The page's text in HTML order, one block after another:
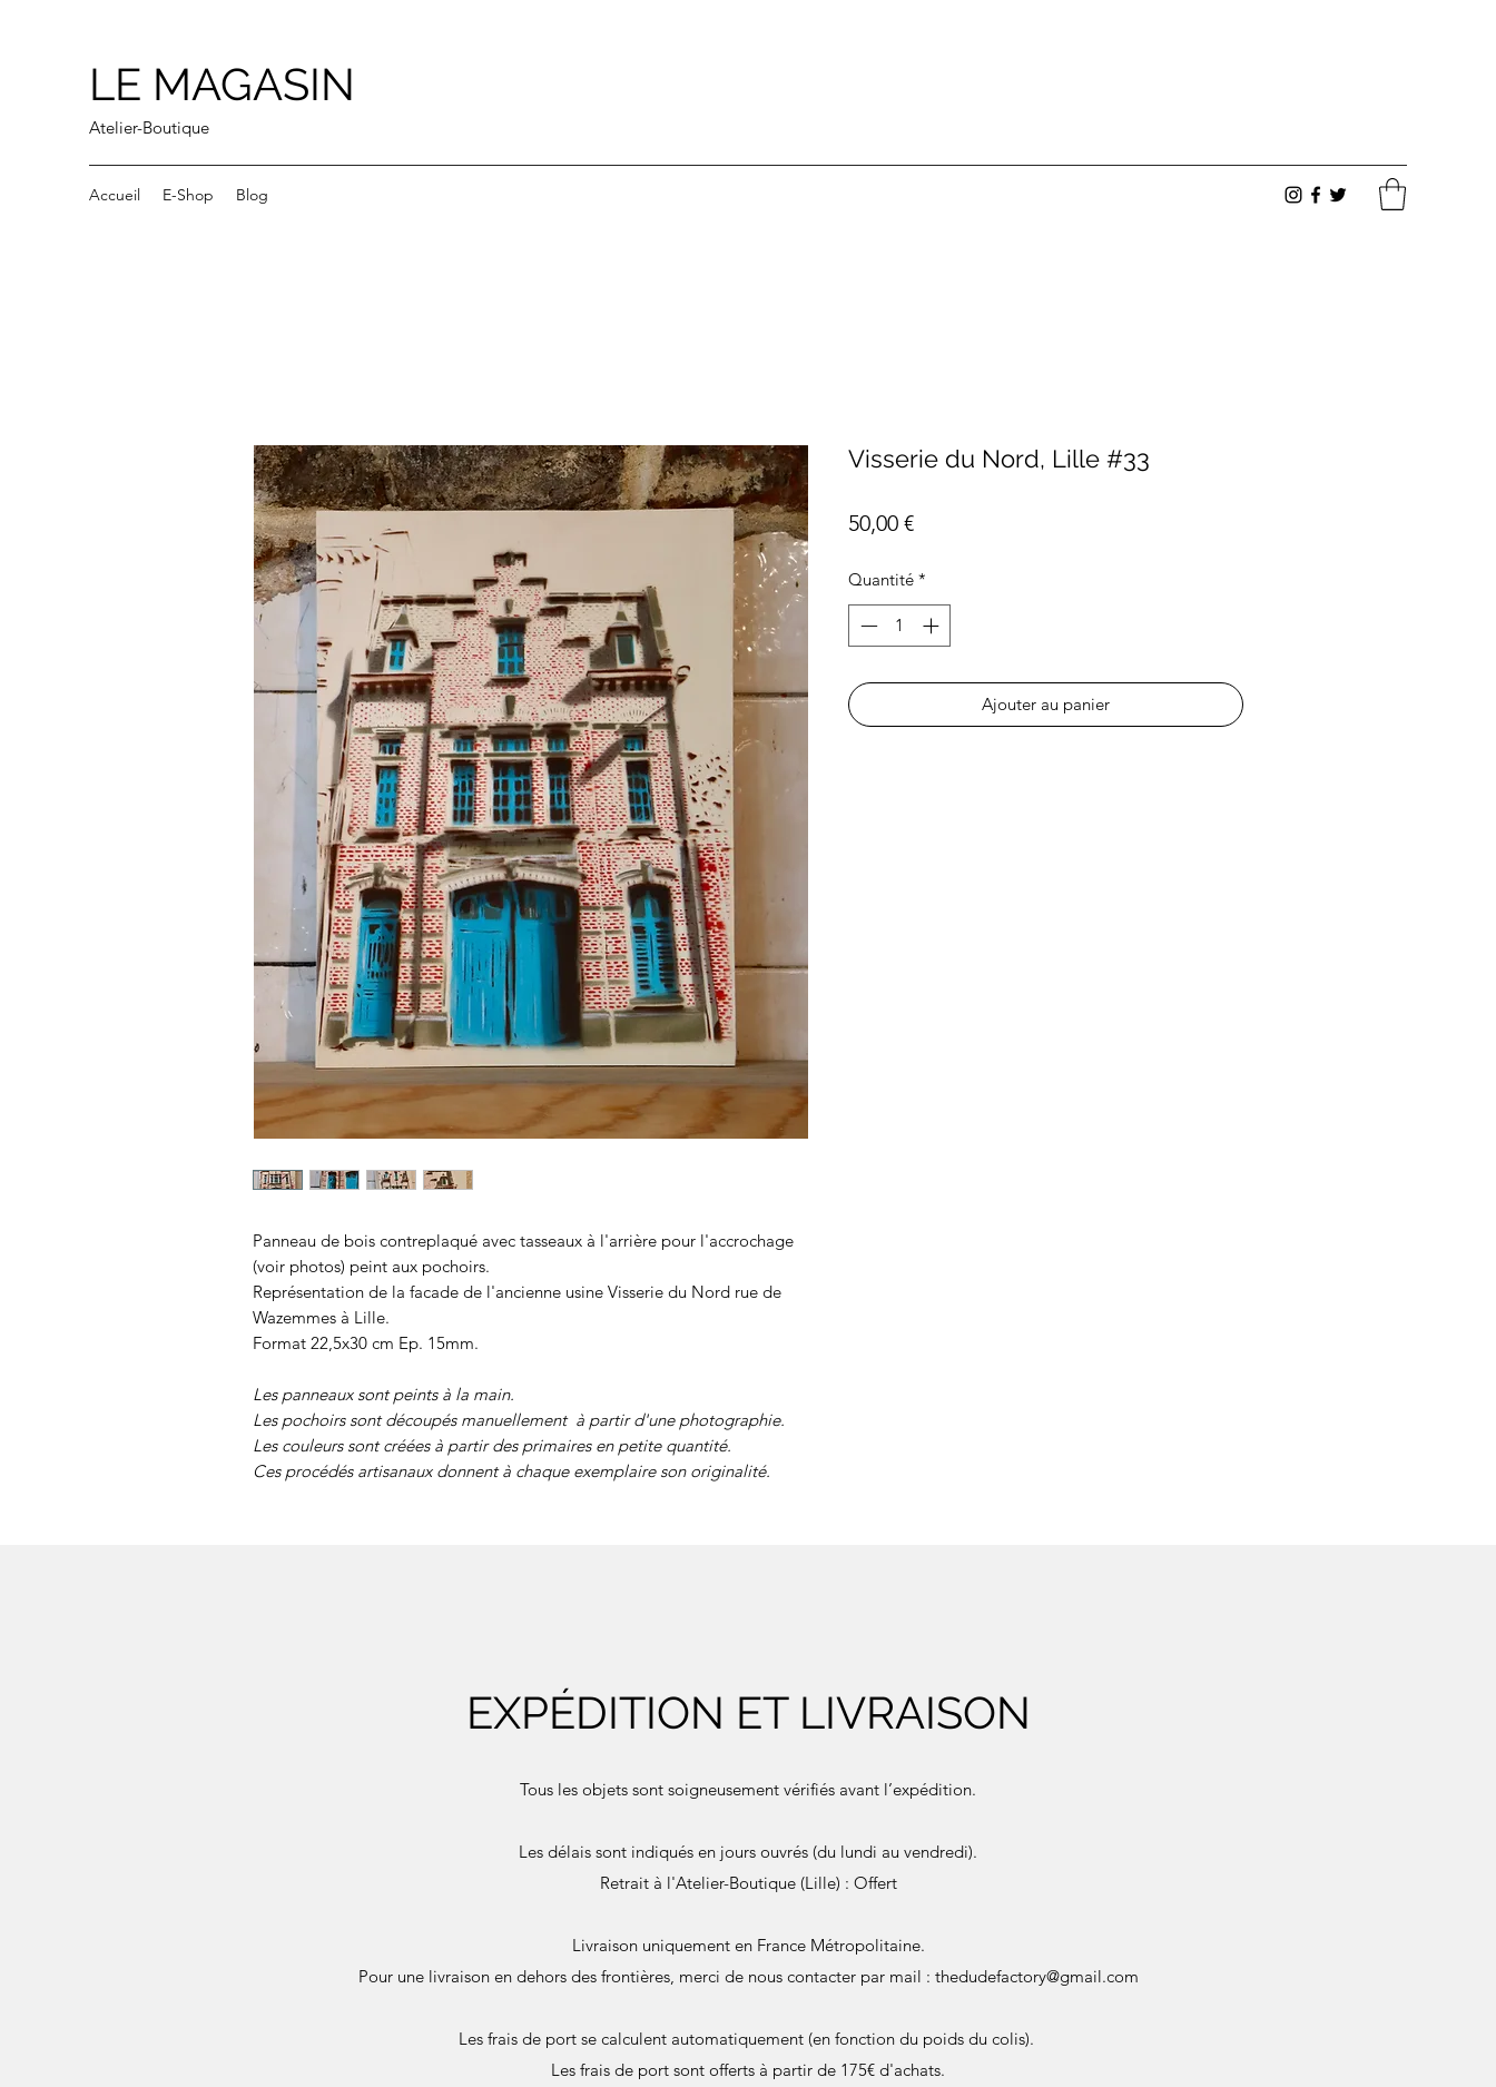
LE MAGASIN
Atelier-Boutique
Accueil E-Shop Blog
Panneau de bois contreplaqué avec tasseaux à l'arrière pour l'accrochage
(voir photos) peint aux pochoirs.
Représentation de la facade de l'ancienne usine Visserie du Nord rue de
Wazemmes à Lille.
Format 22,5x30 cm Ep. 15mm.
Les panneaux sont peints à la main.
Les pochoirs sont découpés manuellement à partir d'une photographie.
Les couleurs sont créées à partir des primaires en petite quantité.
Ces procédés artisanaux donnent à chaque exemplaire son originalité.
Visserie du Nord, Lille #33
50,00 €Prix
Quantité *
Ajouter au panier
EXPÉDITION ET LIVRAISON
Tous les objets sont soigneusement vérifiés avant l’expédition.
Les délais sont indiqués en jours ouvrés (du lundi au vendredi).
Retrait à l'Atelier-Boutique (Lille) : Offert
Livraison uniquement en France Métropolitaine.
Pour une livraison en dehors des frontières, merci de nous contacter par mail : thedudefactory@gmail.com
Les frais de port se calculent automatiquement (en fonction du poids du colis).
Les frais de port sont offerts à partir de 175€ d'achats.